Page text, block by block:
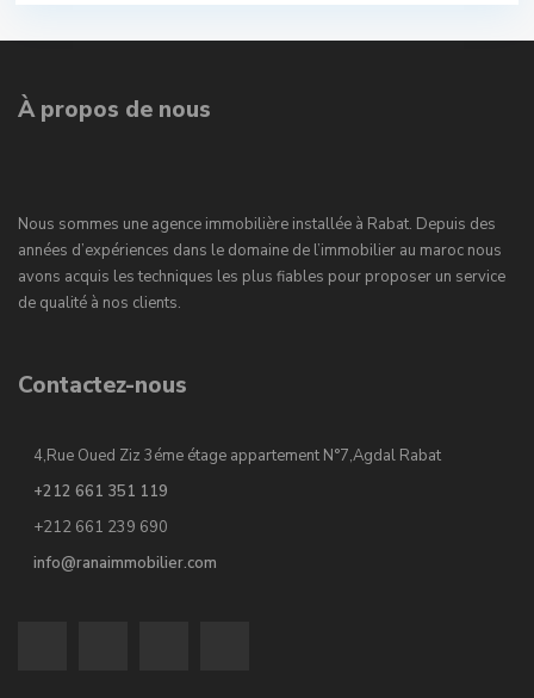
À propos de nous
Nous sommes une agence immobilière installée à Rabat. Depuis des
années d’expériences dans le domaine de l’immobilier au maroc nous
avons acquis les techniques les plus fiables pour proposer un service
de qualité à nos clients.
Contactez-nous
4,Rue Oued Ziz 3éme étage appartement N°7,Agdal Rabat
+212 661 351 119
+212 661 239 690
info@ranaimmobilier.com